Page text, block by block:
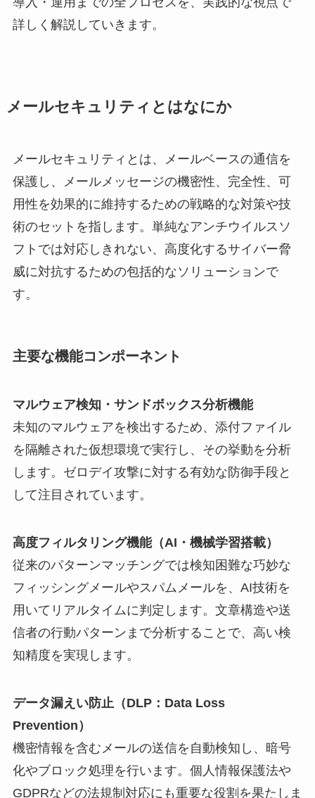
詳しく解説していきます。
メールセキュリティとはなにか
メールセキュリティとは、メールベースの通信を
保護し、メールメッセージの機密性、完全性、可
用性を効果的に維持するための戦略的な対策や技
術のセットを指します。単純なアンチウイルスソ
フトでは対応しきれない、高度化するサイバー脅
威に対抗するための包括的なソリューションで
す。
主要な機能コンポーネント
マルウェア検知・サンドボックス分析機能
未知のマルウェアを検出するため、添付ファイル
を隔離された仮想環境で実行し、その挙動を分析
します。ゼロデイ攻撃に対する有効な防御手段と
して注目されています。
高度フィルタリング機能（AI・機械学習搭載）
従来のパターンマッチングでは検知困難な巧妙な
フィッシングメールやスパムメールを、AI技術を
用いてリアルタイムに判定します。文章構造や送
信者の行動パターンまで分析することで、高い検
知精度を実現します。
データ漏えい防止（DLP：Data Loss
Prevention）
機密情報を含むメールの送信を自動検知し、暗号
化やブロック処理を行います。個人情報保護法や
GDPRなどの法規制対応にも重要な役割を果たしま